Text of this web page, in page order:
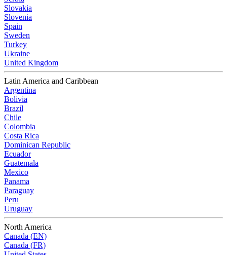
Slovakia
Slovenia
Spain
Sweden
Turkey
Ukraine
United Kingdom
Latin America and Caribbean
Argentina
Bolivia
Brazil
Chile
Colombia
Costa Rica
Dominican Republic
Ecuador
Guatemala
Mexico
Panama
Paraguay
Peru
Uruguay
North America
Canada (EN)
Canada (FR)